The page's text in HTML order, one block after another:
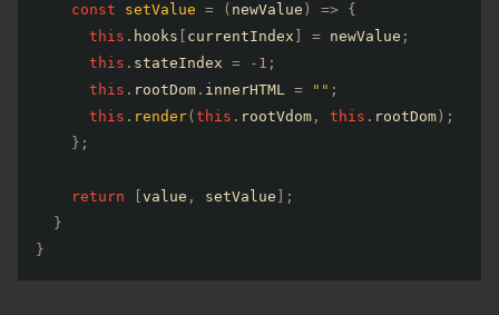
const setValue = ( newValue ) =>
{
this . hooks currentIndex = newValue ;
this . stateIndex = - 1 ;
this . rootDom . innerHTML = "" ;
this . render( this . rootVdom , this . rootDom ) ;
} ;
return value , setValue
;
}
}